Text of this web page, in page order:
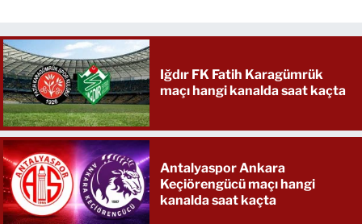
Iğdır FK Fatih Karagümrük
maçı hangi kanalda saat kaçta
Antalyaspor Ankara
Keçiörengücü maçı hangi
kanalda saat kaçta